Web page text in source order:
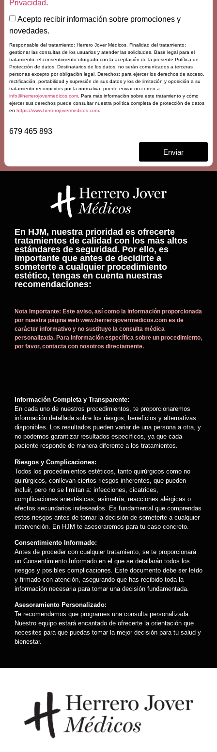
Privacidad.
Acepto recibir información sobre promociones y
novedades.
Responsable del tratamiento: Herrero Jover Médicos. Finalidad del tratamiento:
gestionar las consultas de los usuarios y atender las solicitudes. Base legal para el
tratamiento: el consentimiento otorgado con la aceptación de la presente Política de
Protección de datos. Destinatarios de los datos: no serán comunicados a terceras
personas excepto por obligación legal. Derechos: para ejercer los derechos de acceso,
rectificación, portabilidad y supresión de sus datos y los de limitación y oposición a su
tratamiento reconocidos por la normativa, puede enviar un correo a
info@herrerojovermedicos.com . Para más información sobre este tratamiento y cómo
ejercer sus derechos puede consultar nuestra política completa de protección de datos
en https://www.herrerojovermedicos.com
679 465 893
Enviar
En HJM, nuestra prioridad es ofrecerte
tratamientos de calidad con los más altos
estándares de seguridad. Por ello, es
importante que antes de decidirte a
someterte a cualquier procedimiento
estético, tengas en cuenta nuestras
recomendaciones:
Nota Importante: Este aviso, así como la información proporcionada
por nuestra página web www.herrerojovermedicos.com es de
carácter informativo y no sustituye la consulta médica
personalizada. Para información específica sobre un procedimiento,
por favor, contacta con nosotros directamente.
Información Completa y Transparente:
En cada uno de nuestros procedimientos, te proporcionaremos
información detallada sobre los riesgos, beneficios y alternativas
disponibles. Los resultados pueden variar de una persona a otra, y
no podemos garantizar resultados específicos, ya que cada
paciente responde de manera diferente a los tratamientos.
Riesgos y Complicaciones:
Todos los procedimientos estéticos, tanto quirúrgicos como no
quirúrgicos, conllevan ciertos riesgos inherentes, que pueden
incluir, pero no se limitan a: infecciones, cicatrices,
complicaciones anestésicas, asimetría, reacciones alérgicas o
efectos secundarios indeseados. Es fundamental que comprendas
estos riesgos antes de tomar la decisión de someterte a cualquier
intervención. En HJM te asesoraremos para tu caso concreto.
Consentimiento Informado:
Antes de proceder con cualquier tratamiento, se te proporcionará
un Consentimiento Informado en el que se detallarán todos los
riesgos y posibles complicaciones. Este documento debe ser leído
y firmado con atención, asegurando que has recibido toda la
información necesaria para tomar una decisión fundamentada.
Asesoramiento Personalizado:
Te recomendamos que programes una consulta personalizada.
Nuestro equipo estará encantado de ofrecerte la orientación que
necesites para que puedas tomar la mejor decisión para tu salud y
bienestar.